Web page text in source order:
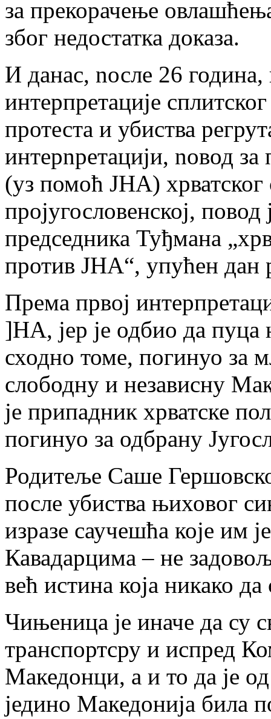
за прекорачење
због недостатка доказа.
И данас, nосле 26 година,
интерпретације
протеста и убиства
интерnретацији, nовод за
(уз помоћ ЈНА) хрватског
пројугословенској, повод
председника Туђмана
против ЈНА“, упућен дан
Према првој
]НА, јер је одбио да пуца
сходно томе, погинуо за
слободну и независну
је припадник хрватске
погинуо за одбрану
Родитеље Саше
после убиства њиховог
изразе саучешћа које им
Кавадарцима – не
већ истина која никако да
Чињеница је иначе да су
транспортсру и испред
Македонци, а и то да је
једино Македонија била